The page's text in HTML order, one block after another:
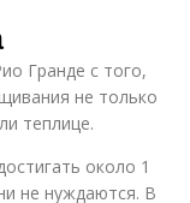
Гранде с того,
не только
теплице.
около 1
не нуждаются. В